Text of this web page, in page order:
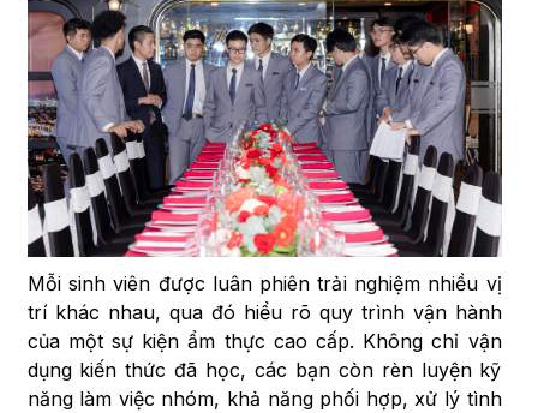
Mỗi sinh viên được luân phiên trải nghiệm nhiều vị
trí khác nhau, qua đó hiểu rõ quy trình vận hành
của một sự kiện ẩm thực cao cấp. Không chỉ vận
dụng kiến thức đã học, các bạn còn rèn luyện kỹ
năng làm việc nhóm, khả năng phối hợp, xử lý tình